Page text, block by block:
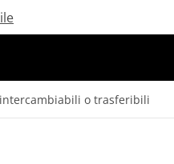
o trasferibili